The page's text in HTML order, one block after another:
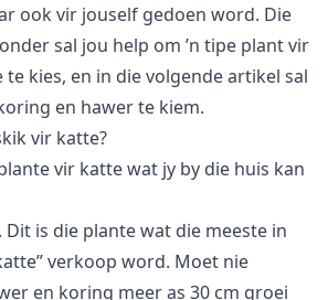
ook vir jouself gedoen word. Die
sal jou help om ’n tipe plant vir
kies, en in die volgende artikel sal
en hawer te kiem.
vir katte?
vir katte wat jy by die huis kan
. Dit is die plante wat die meeste in
verkoop word. Moet nie
en koring meer as 30 cm groei